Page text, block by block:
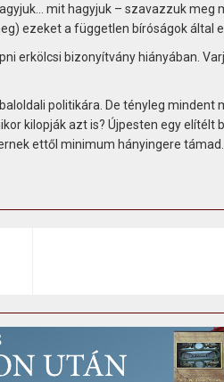
mit hagyjuk – szavazzuk meg
ezeket a független bíróságok által
erkölcsi bizonyítvány hiányában.
politikára. De tényleg mindent
kilopják azt is? Újpesten egy elítélt
ettől minimum hányingere támad.